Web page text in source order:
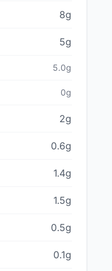
8g
5g
5.0g
0g
2g
0.6g
1.4g
1.5g
0.5g
0.1g